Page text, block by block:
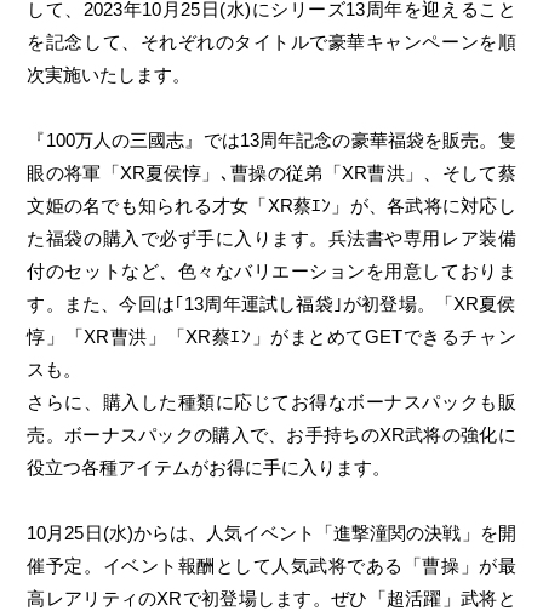
して、2023年10月25日(水)にシリーズ13周年を迎えること
を記念して、それぞれのタイトルで豪華キャンペーンを順
次実施いたします。
『100万人の三國志』では13周年記念の豪華福袋を販売。隻
眼の将軍「XR夏侯惇」､曹操の従弟「XR曹洪」、そして蔡
文姫の名でも知られる才女「XR蔡ｴﾝ」が、各武将に対応し
た福袋の購入で必ず手に入ります。兵法書や専用レア装備
付のセットなど、色々なバリエーションを用意しておりま
す。また、今回は｢13周年運試し福袋｣が初登場。「XR夏侯
惇」「XR曹洪」「XR蔡ｴﾝ」がまとめてGETできるチャン
スも。
さらに、購入した種類に応じてお得なボーナスパックも販
売。ボーナスパックの購入で、お手持ちのXR武将の強化に
役立つ各種アイテムがお得に手に入ります。
10月25日(水)からは、人気イベント「進撃潼関の決戦」を開
催予定。イベント報酬として人気武将である「曹操」が最
高レアリティのXRで初登場します。ぜひ「超活躍」武将と